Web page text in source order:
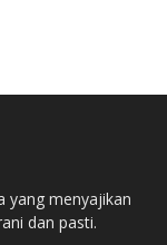
yang menyajikan
dan pasti.